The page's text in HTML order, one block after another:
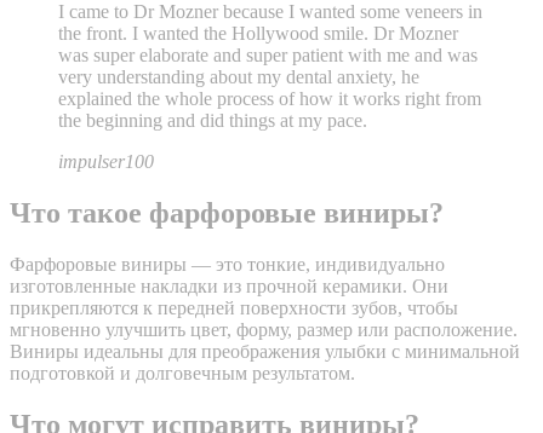
I came to Dr Mozner because I wanted some veneers in
the front. I wanted the Hollywood smile. Dr Mozner
was super elaborate and super patient with me and was
very understanding about my dental anxiety, he
explained the whole process of how it works right from
the beginning and did things at my pace.
impulser100
Что такое фарфоровые виниры?
Фарфоровые виниры — это тонкие, индивидуально
изготовленные накладки из прочной керамики. Они
прикрепляются к передней поверхности зубов, чтобы
мгновенно улучшить цвет, форму, размер или расположение.
Виниры идеальны для преображения улыбки с минимальной
подготовкой и долговечным результатом.
Что могут исправить виниры?